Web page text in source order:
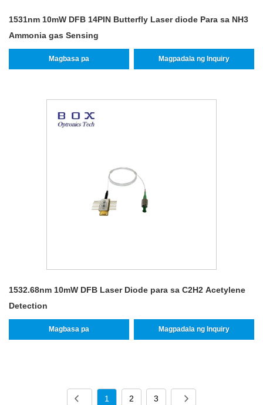
1531nm 10mW DFB 14PIN Butterfly Laser diode Para sa NH3
Ammonia gas Sensing
Magbasa pa Magpadala ng Inquiry
1532.68nm 10mW DFB Laser Diode para sa C2H2 Acetylene
Detection
Magbasa pa Magpadala ng Inquiry
1 2 3